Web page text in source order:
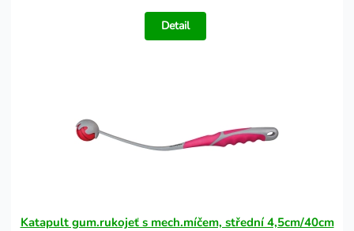
Detail
Katapult gum.rukojeť s mech.míčem, střední 4,5cm/40cm